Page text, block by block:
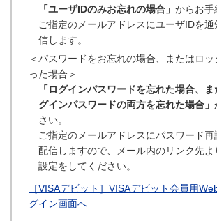
「ユーザIDのみお忘れの場合」 からお手
ご指定のメールアドレスにユーザIDを
信します。
＜パスワードをお忘れの場合、またはロッ
った場合＞
「ログインパスワードを忘れた場合、
グインパスワードの両方を忘れた場合」
さい。
ご指定のメールアドレスにパスワード
配信しますので、メール内のリンク先
設定をしてください。
［VISAデビット］VISAデビット会員用
グイン画面へ